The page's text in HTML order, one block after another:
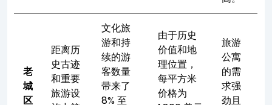
老
城
区
距离历
史古迹
和重要
旅游设
文化旅
游和持
续的游
客数量
带来了
8% 至
由于历史
价值和地
理位置，
每平方米
价格为
旅游
公寓
的需
求强
劲且